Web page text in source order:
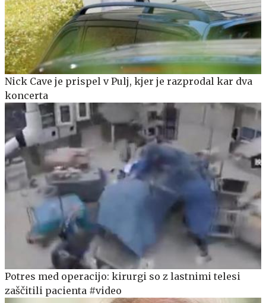
Nick Cave je prispel v Pulj, kjer je razprodal kar dva
koncerta
Potres med operacijo: kirurgi so z lastnimi telesi
zaščitili pacienta #video